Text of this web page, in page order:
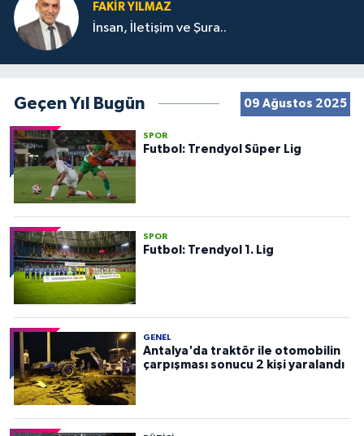
FAKIR YILMAZ
İnsan, İletişim ve Şura..
Geçen Yıl Bugün 09 Ağustos 2025
SPOR
Futbol: Trendyol Süper Lig
SPOR
Futbol: Trendyol 1. Lig
GENEL
Antalya'da traktör ile otomobilin
çarpışması sonucu 2 kişi yaralandı